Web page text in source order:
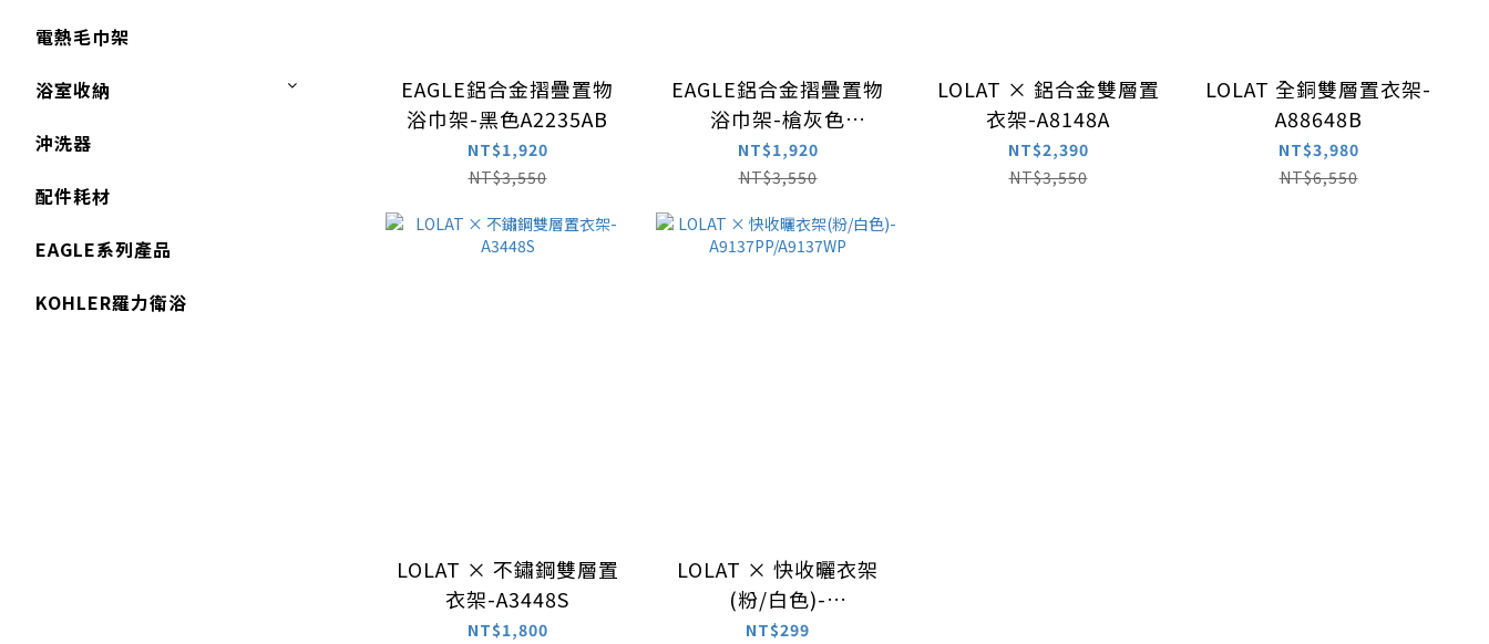
電熱毛巾架
浴室收納
沖洗器
配件耗材
EAGLE系列產品
KOHLER羅力衛浴
EAGLE鋁合金摺疊置物
浴巾架-黑色A2235AB
NT$1,920
NT$3,550
EAGLE鋁合金摺疊置物
浴巾架-槍灰色
PE2235AZZH
NT$1,920
NT$3,550
LOLAT × 鋁合金雙層置
衣架-A8148A
NT$2,390
NT$3,550
LOLAT 全銅雙層置衣架-
A88648B
NT$3,980
NT$6,550
LOLAT × 不鏽鋼雙層置
衣架-A3448S
NT$1,800
LOLAT × 快收曬衣架
(粉/白色)-
A9137PP/A9137WP
NT$299